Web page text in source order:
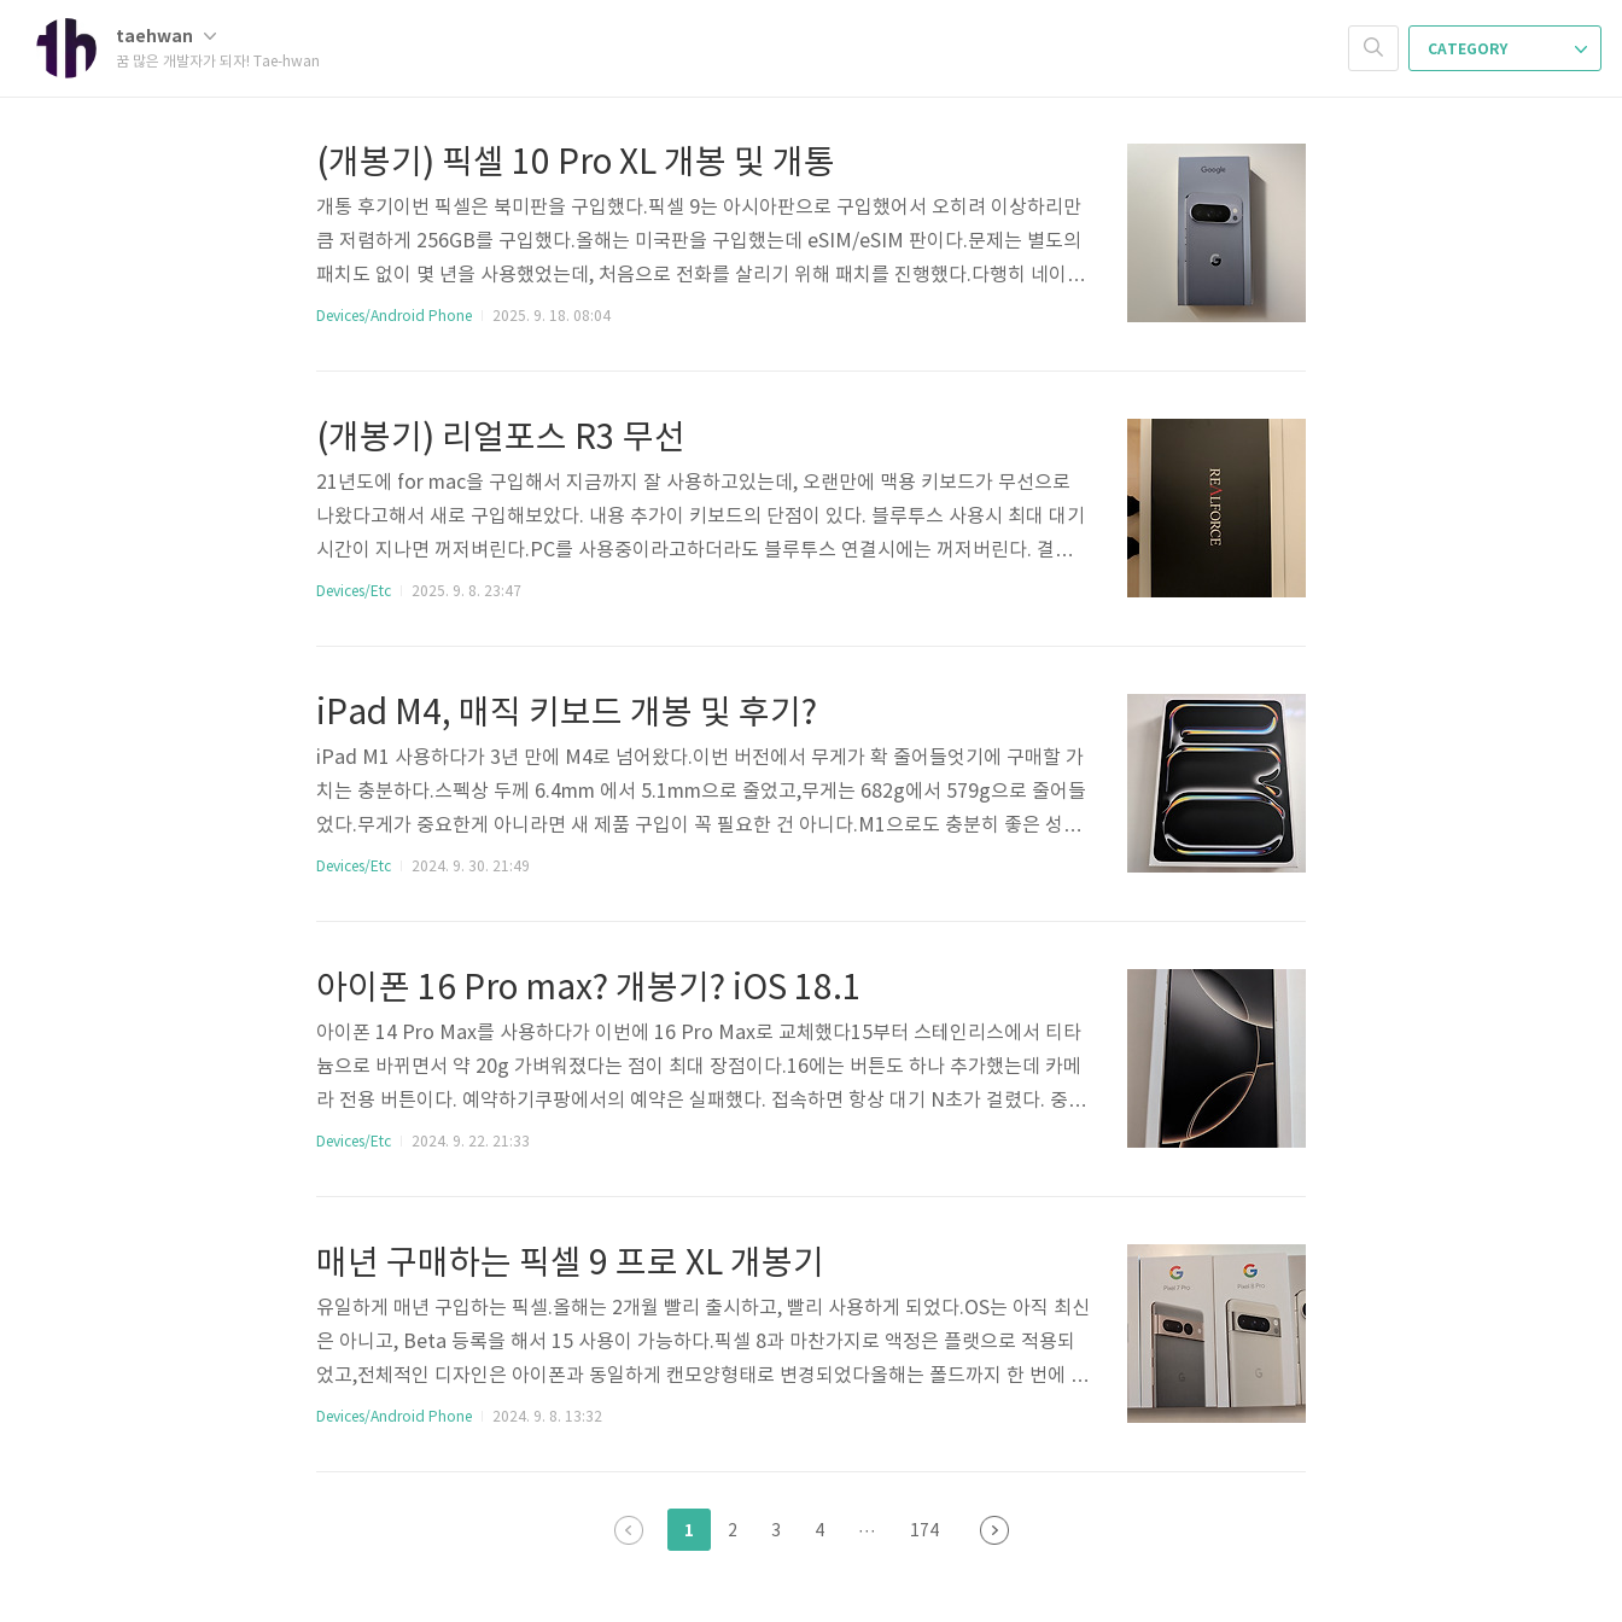
taehwan
꿈 많은 개발자가 되자! Tae-hwan
CATEGORY
(개봉기) 픽셀 10 Pro XL 개봉 및 개통
개통 후기이번 픽셀은 북미판을 구입했다.픽셀 9는 아시아판으로 구입했어서 오히려 이상하리만
큼 저렴하게 256GB를 구입했다.올해는 미국판을 구입했는데 eSIM/eSIM 판이다.문제는 별도의
패치도 없이 몇 년을 사용했었는데, 처음으로 전화를 살리기 위해 패치를 진행했다.다행히 네이버
카페에서 다양한 분들의 개통사례를 확인하고, 개통은 성공했다.ㅁ개통 시도 - SK 알뜰폰기본적
었다.다만 전화가 불가능하다. 픽셀 9..
Devices/Android Phone 2025. 9. 18. 08:04
(개봉기) 리얼포스 R3 무선
21년도에 for mac을 구입해서 지금까지 잘 사용하고있는데, 오랜만에 맥용 키보드가 무선으로
나왔다고해서 새로 구입해보았다. 내용 추가이 키보드의 단점이 있다. 블루투스 사용시 최대 대기
시간이 지나면 꺼저벼린다.PC를 사용중이라고하더라도 블루투스 연결시에는 꺼저버린다. 결국
케이블을 연결해서 사용하거나계속 전원 버튼을 눌러줘야한다. 눌르면 20초 정도 지나야 키보드
쓰는 제품을 생각해보면 정말 키감이 뭔가 더 ..
Devices/Etc 2025. 9. 8. 23:47
iPad M4, 매직 키보드 개봉 및 후기?
iPad M1 사용하다가 3년 만에 M4로 넘어왔다.이번 버전에서 무게가 확 줄어들엇기에 구매할 가
치는 충분하다.스펙상 두께 6.4mm 에서 5.1mm으로 줄었고,무게는 682g에서 579g으로 줄어들
었다.무게가 중요한게 아니라면 새 제품 구입이 꼭 필요한 건 아니다.M1으로도 충분히 좋은 성능
을 가지고 있기에어차피 무게라는건 익숙해지기 전에나 가볍게 느껴지지 익숙해지면 무거운 건
Devices/Etc 2024. 9. 30. 21:49
아이폰 16 Pro max? 개봉기? iOS 18.1
아이폰 14 Pro Max를 사용하다가 이번에 16 Pro Max로 교체했다15부터 스테인리스에서 티타
늄으로 바뀌면서 약 20g 가벼워졌다는 점이 최대 장점이다.16에는 버튼도 하나 추가했는데 카메
라 전용 버튼이다. 예약하기쿠팡에서의 예약은 실패했다. 접속하면 항상 대기 N초가 걸렸다. 중간
중간 취소되는 걸 사려고 시도는 했지만 정작 모두 실패했다.그러다 9시 20분쯤 애플 스토어에서
들이었고, 만약 이 시간 이후로 사..
Devices/Etc 2024. 9. 22. 21:33
매년 구매하는 픽셀 9 프로 XL 개봉기
유일하게 매년 구입하는 픽셀.올해는 2개월 빨리 출시하고, 빨리 사용하게 되었다.OS는 아직 최신
은 아니고, Beta 등록을 해서 15 사용이 가능하다.픽셀 8과 마찬가지로 액정은 플랫으로 적용되
었고,전체적인 디자인은 아이폰과 동일하게 캔모양형태로 변경되었다올해는 폴드까지 한 번에 출
시하여 총 4종의 폰이 나왔다.Pro 제품으로 픽셀 9가 추가되었고, 픽셀 프로는 XL로 명칭 변경되
만 원 이상Pixel 9 : 약 110만 원 이상폴드를 사겠다고 하면 그냥 갤럭시 폴드를 사..
Devices/Android Phone 2024. 9. 8. 13:32
1 2 3 4 ··· 174